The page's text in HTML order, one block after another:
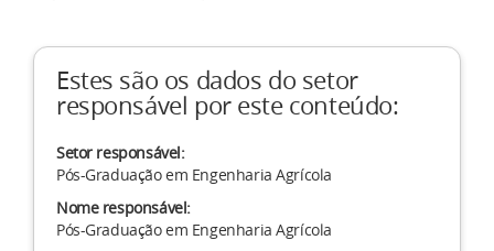
Estes são os dados do setor
responsável por este conteúdo:
Setor responsável:
Pós-Graduação em Engenharia Agrícola
Nome responsável:
Pós-Graduação em Engenharia Agrícola